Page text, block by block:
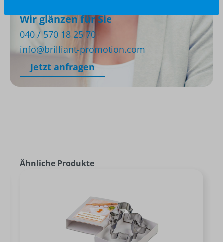
Wir glänzen für Sie
040 / 570 18 25 70
info@brilliant-promotion.com
Jetzt anfragen
Ähnliche Produkte